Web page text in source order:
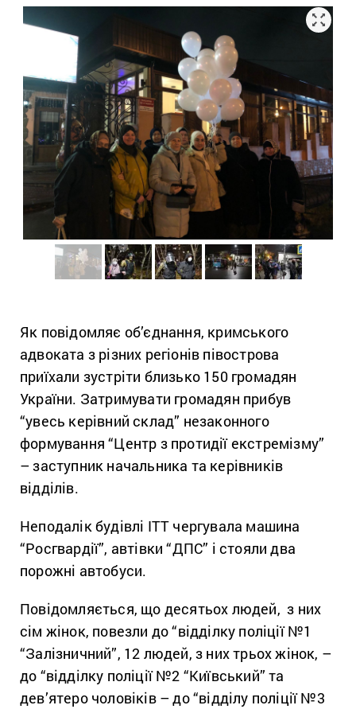
Як повідомляє об’єднання, кримського
адвоката з різних регіонів півострова
приїхали зустріти близько 150 громадян
України. Затримувати громадян прибув
“увесь керівний склад” незаконного
формування “Центр з протидії екстремізму”
– заступник начальника та керівників
відділів.
Неподалік будівлі ІТТ чергувала машина
“Росгвардії”, автівки “ДПС” і стояли два
порожні автобуси.
Повідомляється, що десятьох людей, з них
сім жінок, повезли до “відділку поліції №1
“Залізничний”, 12 людей, з них трьох жінок, –
до “відділку поліції №2 “Київський” та
дев’ятеро чоловіків – до “відділу поліції №3